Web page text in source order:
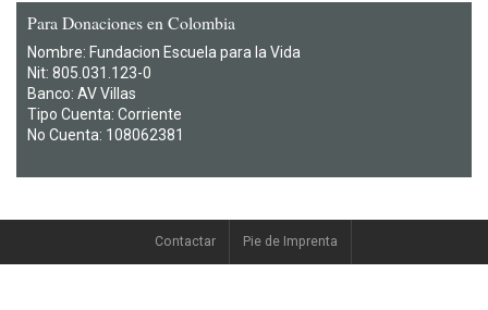
Para
Donaciones
en
Colombia
Para Donaciones en Colombia
Nombre: Fundacion Escuela para la Vida
Nit: 805.031.123-0
Banco: AV Villas
Tipo Cuenta: Corriente
No Cuenta: 108062381
Contactar Pie de Imprenta